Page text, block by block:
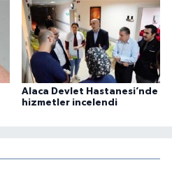
Alaca Devlet Hastanesi’nde
hizmetler incelendi